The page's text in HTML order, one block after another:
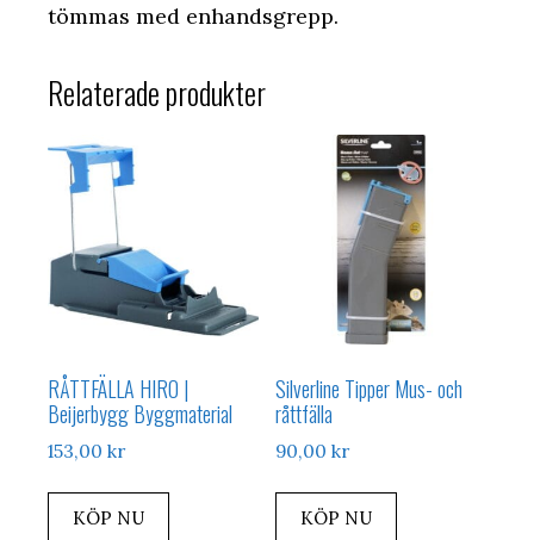
tömmas med enhandsgrepp.
Relaterade produkter
RÅTTFÄLLA HIRO |
Beijerbygg Byggmaterial
153,00 kr
KÖP NU
Silverline Tipper Mus- och
råttfälla
90,00kr
KÖP NU